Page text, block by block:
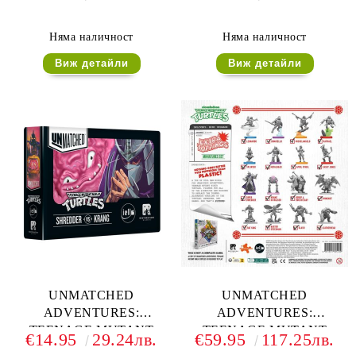
SLEEVES
Няма наличност
Виж детайли
Няма наличност
Виж детайли
UNMATCHED
ADVENTURES:
TEENAGE MUTANT
NINJA TURTLES -
€14.95 29.24лв.
UNMATCHED
ADVENTURES:
TEENAGE MUTANT
NINJA TURTLES - EXTRA
€59.95 117.25лв.